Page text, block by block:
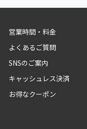
営業時間・料金
よくあるご質問
SNSのご案内
キャッシュレス決済
お得なクーポン